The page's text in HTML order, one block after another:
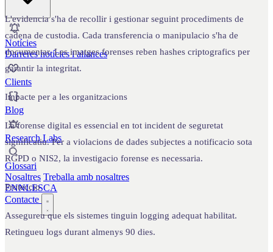
Notícies
Darreres notícies i aliances
Clients
Blog
Research Labs
Glossari
Nosaltres Treballa amb nosaltres
ENNLESCA
Contacte
L'evidencia s'ha de recollir i gestionar seguint procediments de
cadena de custodia. Cada transferencia o manipulacio s'ha de
documentar. Les imatges forenses reben hashes criptografics per
garantir la integritat.
Impacte per a les organitzacions
La forense digital es essencial en tot incident de seguretat
significatiu. Per a violacions de dades subjectes a notificacio sota
RGPD o NIS2, la investigacio forense es necessaria.
Proteccio
Assegureu que els sistemes tinguin logging adequat habilitat.
Retingueu logs durant almenys 90 dies.